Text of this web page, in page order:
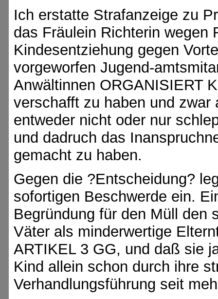
Ich erstatte Strafanzeige zu
das Fräulein Richterin wegen
Kindesentziehung gegen
vorgeworfen Jugend-
Anwältinnen ORGANISIERT
verschafft zu haben und zwar
entweder nicht oder nur
und dadruch das
gemacht zu haben.
Gegen die ?Entscheidung?
sofortigen Beschwerde ein.
Begründung für den Müll den
Väter als minderwertige
ARTIKEL 3 GG, und daß sie
Kind allein schon durch ihre
Verhandlungsführung seit